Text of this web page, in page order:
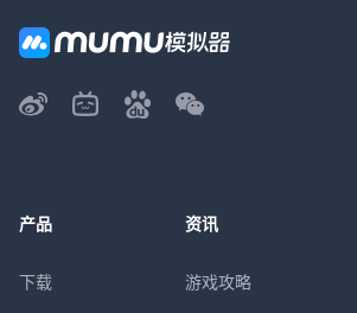
产品
下载
资讯
游戏攻略